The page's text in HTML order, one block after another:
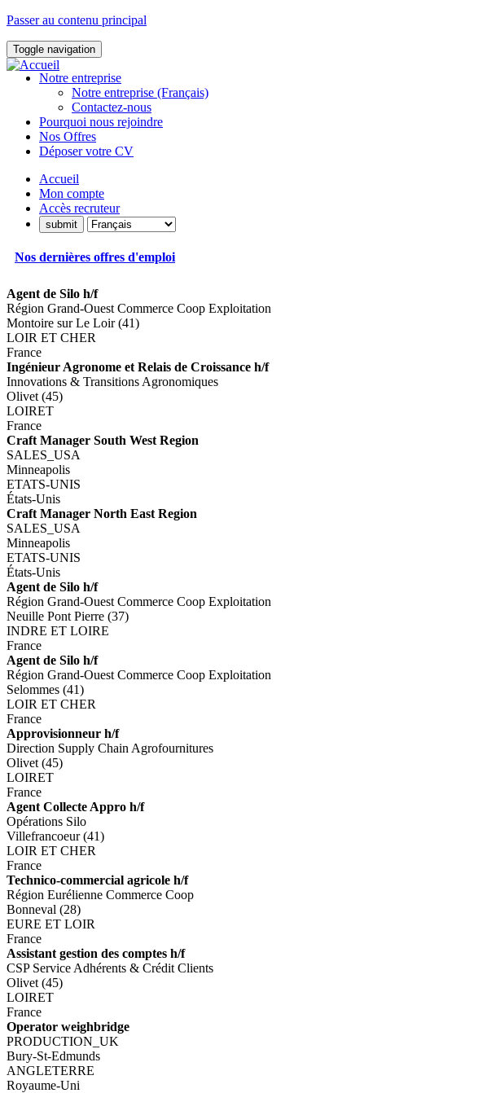
Passer au contenu principal
Toggle navigation
Notre entreprise
Notre entreprise (Français)
Contactez-nous
Pourquoi nous rejoindre
Nos Offres
Déposer votre CV
Accueil
Mon compte
Accès recruteur
Nos dernières offres d'emploi
Agent de Silo h/f
Région Grand-Ouest Commerce Coop Exploitation
Montoire sur Le Loir (41)
LOIR ET CHER
France
Ingénieur Agronome et Relais de Croissance h/f
Innovations & Transitions Agronomiques
Olivet (45)
LOIRET
France
Craft Manager South West Region
SALES_USA
Minneapolis
ETATS-UNIS
États-Unis
Craft Manager North East Region
SALES_USA
Minneapolis
ETATS-UNIS
États-Unis
Agent de Silo h/f
Région Grand-Ouest Commerce Coop Exploitation
Neuille Pont Pierre (37)
INDRE ET LOIRE
France
Agent de Silo h/f
Région Grand-Ouest Commerce Coop Exploitation
Selommes (41)
LOIR ET CHER
France
Approvisionneur h/f
Direction Supply Chain Agrofournitures
Olivet (45)
LOIRET
France
Agent Collecte Appro h/f
Opérations Silo
Villefrancoeur (41)
LOIR ET CHER
France
Technico-commercial agricole h/f
Région Eurélienne Commerce Coop
Bonneval (28)
EURE ET LOIR
France
Assistant gestion des comptes h/f
CSP Service Adhérents & Crédit Clients
Olivet (45)
LOIRET
France
Operator weighbridge
PRODUCTION_UK
Bury-St-Edmunds
ANGLETERRE
Royaume-Uni